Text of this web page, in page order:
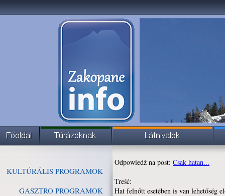
KULTÚRÁLIS PROGRAMOK
GASZTRO PROGRAMOK
Odpowiedź na post: Csak hatan...
Treść:
Hat felnőtt esetében is van lehetőség